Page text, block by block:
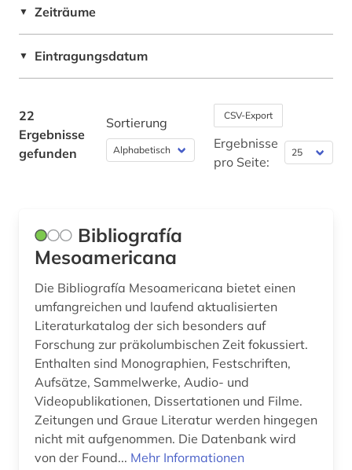
ukiyo-e (1)
wissenschaftliche literatur (1)
zeitschriftenaufsatz (1)
Sachsen (1)
Thueringen (1)
▼ Zeiträume
▼ Eintragungsdatum
22
Ergebnisse
gefunden
Sortierung CSV-Export
Ergebnisse
pro Seite:
Bibliografía
Mesoamericana
Die Bibliografía Mesoamericana bietet einen
umfangreichen und laufend aktualisierten
Literaturkatalog der sich besonders auf
Forschung zur präkolumbischen Zeit fokussiert.
Enthalten sind Monographien, Festschriften,
Aufsätze, Sammelwerke, Audio- und
Videopublikationen, Dissertationen und Filme.
Zeitungen und Graue Literatur werden hingegen
nicht mit aufgenommen. Die Datenbank wird
von der Found... Mehr Informationen